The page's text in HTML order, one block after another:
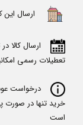
ارسال این
تعطیلات رسمی
درخواست عودت
خرید تنها در صورت
است